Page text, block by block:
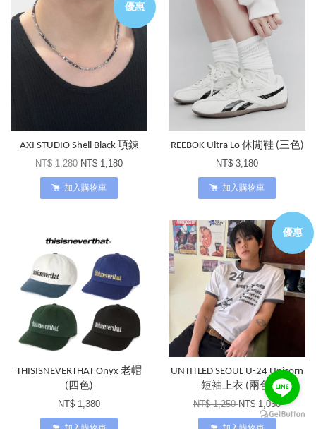
優惠
AXI STUDIO Shell Black 項鍊
NT$ 1,280NT$ 1,180
加入購物車
REEBOK Ultra Lo 休閒鞋 (三色)
NT$ 3,180
加入購物車
THISISNEVERTHAT Onyx 老帽
(四色)
NT$ 1,380
優惠
UNTITLED SEOUL U-24 Unicorn
短袖上衣 (兩色)
NT$ 1,250NT$ 1,050